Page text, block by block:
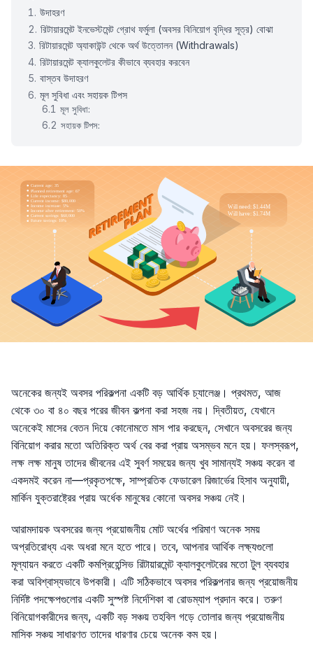
উদাহরণ
রিটায়ারমেন্ট ইনভেস্টমেন্ট গ্রোথ ফর্মুলা (অবসর বিনিয়োগ বৃদ্ধির সূত্র) বোঝা
রিটায়ারমেন্ট অ্যাকাউন্ট থেকে অর্থ উত্তোলন (Withdrawals)
রিটায়ারমেন্ট ক্যালকুলেটর কীভাবে ব্যবহার করবেন
বাস্তব উদাহরণ
মূল সুবিধা এবং সহায়ক টিপস
মূল সুবিধা:
সহায়ক টিপস:
অনেকের জন্যই অবসর পরিকল্পনা একটি বড় আর্থিক চ্যালেঞ্জ। প্রথমত, আজ
থেকে ৩০ বা ৪০ বছর পরের জীবন কল্পনা করা সহজ নয়। দ্বিতীয়ত, যেখানে
অনেকেই মাসের বেতন দিয়ে কোনোমতে মাস পার করছেন, সেখানে অবসরের জন্য
বিনিয়োগ করার মতো অতিরিক্ত অর্থ বের করা প্রায় অসম্ভব মনে হয়। ফলস্বরূপ,
লক্ষ লক্ষ মানুষ তাদের জীবনের এই সুবর্ণ সময়ের জন্য খুব সামান্যই সঞ্চয় করেন বা
একদমই করেন না—প্রকৃতপক্ষে, সাম্প্রতিক ফেডারেল রিজার্ভের হিসাব অনুযায়ী,
মার্কিন যুক্তরাষ্ট্রের প্রায় অর্ধেক মানুষের কোনো অবসর সঞ্চয় নেই।
আরামদায়ক অবসরের জন্য প্রয়োজনীয় মোট অর্থের পরিমাণ অনেক সময়
অপ্রতিরোধ্য এবং অধরা মনে হতে পারে। তবে, আপনার আর্থিক লক্ষ্যগুলো
মূল্যায়ন করতে একটি কমপ্রিহেন্সিভ রিটায়ারমেন্ট ক্যালকুলেটরের মতো টুল ব্যবহার
করা অবিশ্বাস্যভাবে উপকারী। এটি সঠিকভাবে অবসর পরিকল্পনার জন্য প্রয়োজনীয়
নির্দিষ্ট পদক্ষেপগুলোর একটি সুস্পষ্ট নির্দেশিকা বা রোডম্যাপ প্রদান করে। তরুণ
বিনিয়োগকারীদের জন্য, একটি বড় সঞ্চয় তহবিল গড়ে তোলার জন্য প্রয়োজনীয়
মাসিক সঞ্চয় সাধারণত তাদের ধারণার চেয়ে অনেক কম হয়।